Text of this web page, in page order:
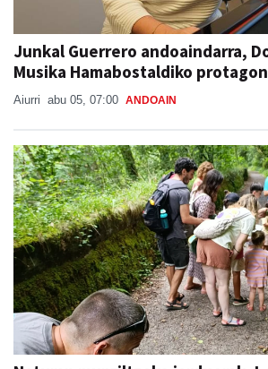
Junkal Guerrero andoaindarra,
Musika Hamabostaldiko
Aiurri abu 05, 07:00 ANDOAIN
Naturan murgiltzeko jarduerak,
Bisitarien Etxearen eskutik